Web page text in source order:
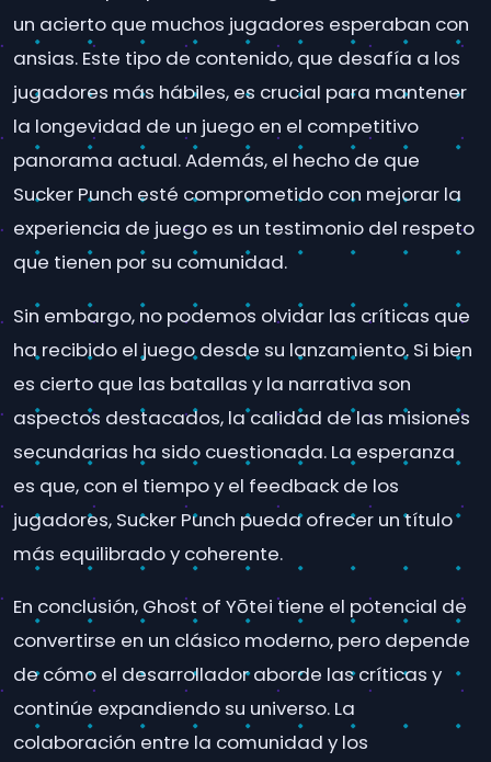
un acierto que muchos jugadores esperaban con
ansias. Este tipo de contenido, que desafía a los
jugadores más hábiles, es crucial para mantener
la longevidad de un juego en el competitivo
panorama actual. Además, el hecho de que
Sucker Punch esté comprometido con mejorar la
experiencia de juego es un testimonio del respeto
que tienen por su comunidad.
Sin embargo, no podemos olvidar las críticas que
ha recibido el juego desde su lanzamiento. Si bien
es cierto que las batallas y la narrativa son
aspectos destacados, la calidad de las misiones
secundarias ha sido cuestionada. La esperanza
es que, con el tiempo y el feedback de los
jugadores, Sucker Punch pueda ofrecer un título
más equilibrado y coherente.
En conclusión, Ghost of Yōtei tiene el potencial de
convertirse en un clásico moderno, pero depende
de cómo el desarrollador aborde las críticas y
continúe expandiendo su universo. La
colaboración entre la comunidad y los